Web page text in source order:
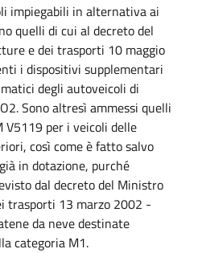
impiegabili in alternativa ai
quelli di cui al decreto del
e dei trasporti 10 maggio
i dispositivi supplementari
degli autoveicoli di
Sono altresì ammessi quelli
V5119 per i veicoli delle
così come è fatto salvo
in dotazione, purché
dal decreto del Ministro
trasporti 13 marzo 2002 -
da neve destinate
categoria M1.